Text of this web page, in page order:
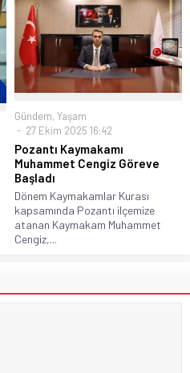
Gündem, Yaşam
27 Ekim 2025 16:42
Pozantı Kaymakamı
Muhammet Cengiz Göreve
Başladı
Dönem Kaymakamlar Kurası
kapsamında Pozantı ilçemize
atanan Kaymakam Muhammet
Cengiz,...